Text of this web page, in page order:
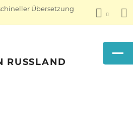
Übersetzung
RUSSLAND